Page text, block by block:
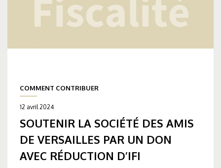
COMMENT CONTRIBUER
12 avril 2024
SOUTENIR LA SOCIÉTÉ DES AMIS
DE VERSAILLES PAR UN DON
AVEC RÉDUCTION D’IFI